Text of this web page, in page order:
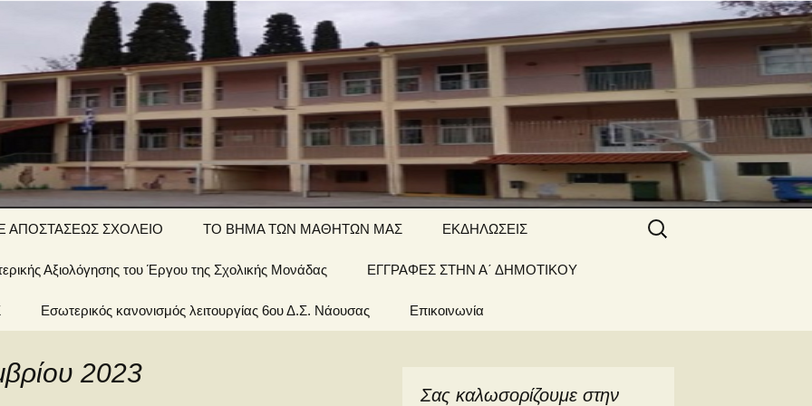
ΣΧΟΛΕΙΟ ΝΑΟΥΣΑΣ
ΑΠΟΣΤΑΣΕΩΣ ΣΧΟΛΕΙΟ
τάξη… εξ
τάξη… εξ
ΤΟ ΒΗΜΑ ΤΩΝ ΜΑΘΗΤΩΝ ΜΑΣ
Αινίγματα-
ΕΚΔΗΛΩΣΕΙΣ
Γιορτές –
Αξιολόγησης του Έργου της Σχολικής Μονάδας ΕΓΓΡΑΦΕΣ ΣΤΗΝ Α΄ ΔΗΜΟΤΙΚΟΥ
Εσωτερικός κανονισμός λειτουργίας 6ου Δ.Σ. Νάουσας Επικοινωνία
Αναζήτηση
για:
2023
Σας καλωσορίζουμε στην